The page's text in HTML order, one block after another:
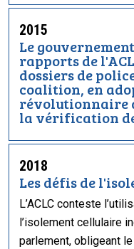
2015
Le
rapports de
dossiers de
coalition, en
révolutionnaire
la vérification
2018
Les défis de
L’ACLC conteste
l’isolement cellulaire
parlement, obligeant